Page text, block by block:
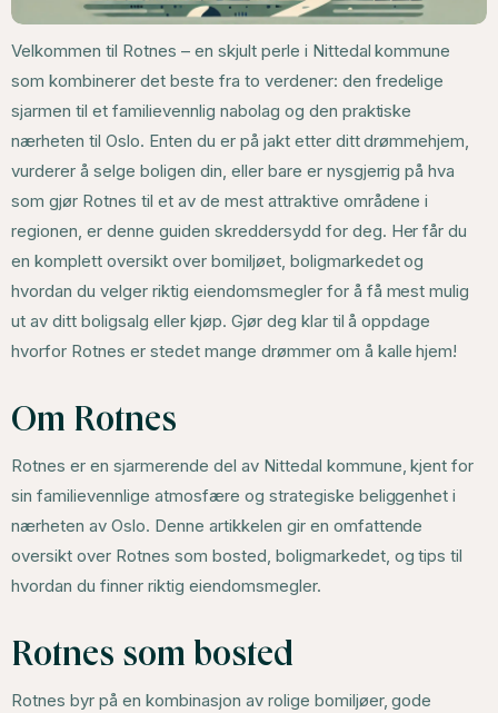
Velkommen til Rotnes – en skjult perle i Nittedal kommune
som kombinerer det beste fra to verdener: den fredelige
sjarmen til et familievennlig nabolag og den praktiske
nærheten til Oslo. Enten du er på jakt etter ditt drømmehjem,
vurderer å selge boligen din, eller bare er nysgjerrig på hva
som gjør Rotnes til et av de mest attraktive områdene i
regionen, er denne guiden skreddersydd for deg. Her får du
en komplett oversikt over bomiljøet, boligmarkedet og
hvordan du velger riktig eiendomsmegler for å få mest mulig
ut av ditt boligsalg eller kjøp. Gjør deg klar til å oppdage
hvorfor Rotnes er stedet mange drømmer om å kalle hjem!
Om Rotnes
Rotnes er en sjarmerende del av Nittedal kommune, kjent for
sin familievennlige atmosfære og strategiske beliggenhet i
nærheten av Oslo. Denne artikkelen gir en omfattende
oversikt over Rotnes som bosted, boligmarkedet, og tips til
hvordan du finner riktig eiendomsmegler.
Rotnes som bosted
Rotnes byr på en kombinasjon av rolige bomiljøer, gode